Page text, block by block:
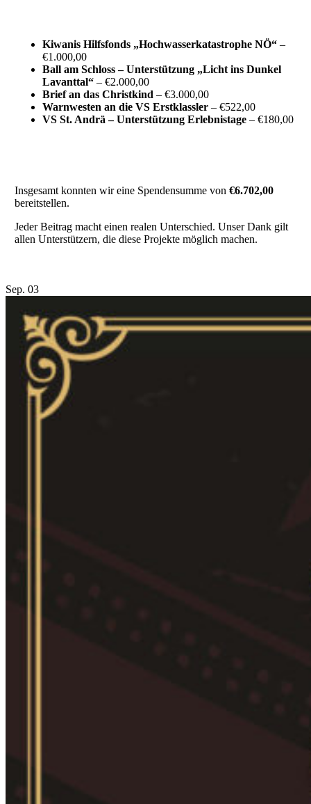
Kiwanis Hilfsfonds „Hochwasserkatastrophe NÖ“ –
€1.000,00
Ball am Schloss – Unterstützung „Licht ins Dunkel
Lavanttal“ – €2.000,00
Brief an das Christkind – €3.000,00
Warnwesten an die VS Erstklassler – €522,00
VS St. Andrä – Unterstützung Erlebnistage – €180,00
Insgesamt konnten wir eine Spendensumme von€6.702,00
bereitstellen.
Jeder Beitrag macht einen realen Unterschied. Unser Dank gilt
allen Unterstützern, die diese Projekte möglich machen.
Sep. 03